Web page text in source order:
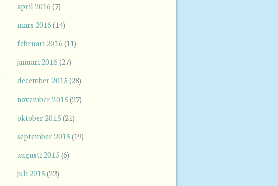
april 2016(7)
mars 2016(14)
februari 2016(11)
januari 2016(27)
december 2015(28)
november 2015(27)
oktober 2015(21)
september 2015(19)
augusti 2015(6)
juli 2015(22)